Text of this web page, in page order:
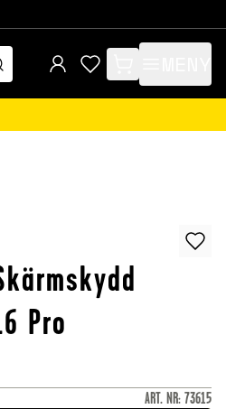
items in cart, view
Pro
ART. NR: 73615